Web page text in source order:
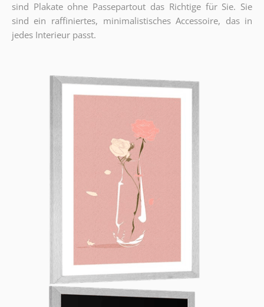
sind Plakate ohne Passepartout das Richtige für Sie. Sie
sind ein raffiniertes, minimalistisches Accessoire, das in
jedes Interieur passt.